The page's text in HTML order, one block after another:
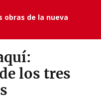
obras de la nueva
los tres